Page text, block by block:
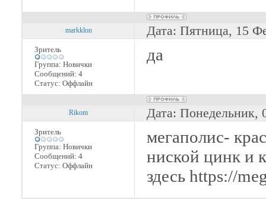
markklon Дата: Пятница, 15
Зритель
Группа: Новички
Сообщений: 4
Статус: Оффлайн
да
Rikom Дата:
Зритель
Группа: Новички
Сообщений: 4
Статус: Оффлайн
мегаполис-
ниской цинк и
здесь https://